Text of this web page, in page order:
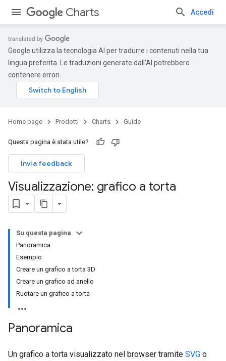
Charts Accedi
Google utilizza la tecnologia AI per tradurre i contenuti nella tua
lingua preferita. Le traduzioni generate dall'AI potrebbero
contenere errori.
Home page Prodotti Charts Guide
Questa pagina è stata utile?
Invia feedback
Visualizzazione: grafico a torta
Su questa pagina
Panoramica
Esempio
Creare un grafico a torta 3D
Creare un grafico ad anello
Ruotare un grafico a torta
Panoramica
Un grafico a torta visualizzato nel browser tramite SVG o